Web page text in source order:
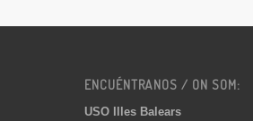
ENCUÉNTRANOS / ON SOM:
USO Illes Balears